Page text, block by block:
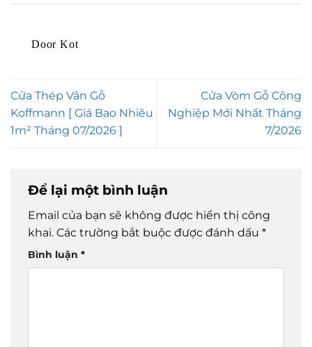
Door Kot
Cửa Thép Vân Gỗ
Koffmann [ Giá Bao Nhiêu
1m² Tháng 07/2026 ]
Cửa Vòm Gỗ Công
Nghiệp Mới Nhất Tháng
7/2026
Để lại một bình luận
Email của bạn sẽ không được hiển thị công
khai. Các trường bắt buộc được đánh dấu *
Bình luận *